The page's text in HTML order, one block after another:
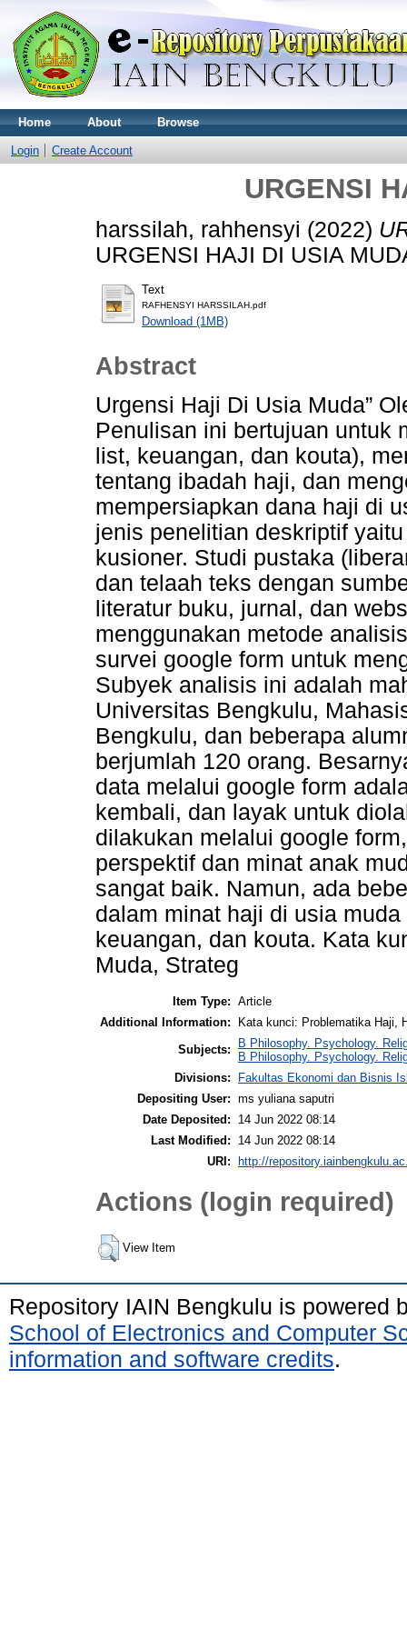
Home About Browse
Login Create Account
URGENSI
harssilah, rahhensyi (2022)
URGENSI HAJI DI USIA
Text
RAFHENSYI HARSSILAH.pdf
Download (1MB)
Abstract
Urgensi Haji Di Usia Muda”
Penulisan ini bertujuan untuk
list, keuangan, dan kouta),
tentang ibadah haji, dan
mempersiapkan dana haji di
jenis penelitian deskriptif
kusioner. Studi pustaka
dan telaah teks dengan
literatur buku, jurnal, dan
menggunakan metode
survei google form untuk
Subyek analisis ini adalah
Universitas Bengkulu,
Bengkulu, dan beberapa
berjumlah 120 orang.
data melalui google form
kembali, dan layak untuk
dilakukan melalui google
perspektif dan minat anak
sangat baik. Namun, ada
dalam minat haji di usia
keuangan, dan kouta. Kata
Muda, Strateg
Item Type: Article
Additional Information:
Kata kunci: Problematika Haji,
Subjects:
B Philosophy. Psychology.
B Philosophy. Psychology.
Divisions:
Fakultas Ekonomi dan Bisnis
Depositing User: ms yuliana saputri
Date Deposited:
14 Jun 2022 08:14
Last Modified:
14 Jun 2022 08:14
URI:
http://
Actions (login required)
View Item
Repository IAIN Bengkulu is powered
School of Electronics and Computer
information and software credits.